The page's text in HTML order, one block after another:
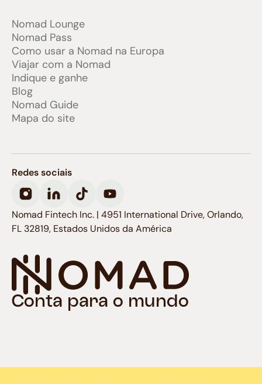
Nomad Lounge
Nomad Pass
Como usar a Nomad na Europa
Viajar com a Nomad
Indique e ganhe
Blog
Nomad Guide
Mapa do site
Conta para o mundo
Redes sociais
Nomad Fintech Inc. | 4951 International Drive, Orlando,
FL 32819, Estados Unidos da América